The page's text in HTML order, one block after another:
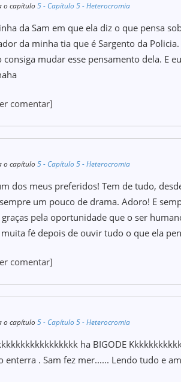
o capítulo5 - Capítulo 5 - Heterocromia
da Sam em que ela diz o que pensa
da minha tia que é Sargento da
consiga mudar esse pensamento dela. E
comentar]
o capítulo5 - Capítulo 5 - Heterocromia
dos meus preferidos! Tem de tudo,
um pouco de drama. Adoro! E
pela oportunidade que o ser
fé depois de ouvir tudo o que ela
comentar]
o capítulo5 - Capítulo 5 - Heterocromia
ha BIGODE
enterra . Sam fez mer...... Lendo tudo e